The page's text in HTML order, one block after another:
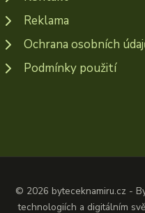
Reklama
Ochrana osobních
Podmínky použití
© 2026 byteceknamiru.cz -
technologiích a digitálním